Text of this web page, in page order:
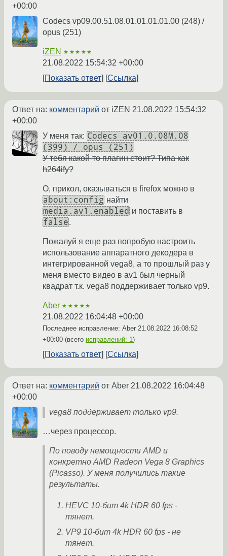
+00:00
Codecs vp09.00.51.08.01.01.01.01.00 (248) /
opus (251)
iZEN ★★★★★
21.08.2022 15:54:32 +00:00
Показать ответ
Ссылка
Ответ на: комментарий от iZEN 21.08.2022 15:54:32
+00:00
У меня так: Codecs av01.0.08M.08
(399) / opus (251)
У тебя какой-то плагин стоит? Типа как
h264ify?
О, прикол, оказываться в firefox можно в
about:config найти
media.av1.enabled и поставить в
false.
Пожалуй я еще раз попробую настроить
использование аппаратного декодера в
интегрированной vega8, а то прошлый раз у
меня вместо видео в av1 был черный
квадрат т.к. vega8 поддерживает только vp9.
Aber ★★★★★
21.08.2022 16:04:48 +00:00
Последнее исправление: Aber 21.08.2022 16:08:52
+00:00 (всего исправлений: 1)
Показать ответ Ссылка
Ответ на: комментарий от Aber 21.08.2022 16:04:48
+00:00
vega8 поддерживает только vp9.
…через процессор.
По поводу немощности AMD и
конкретно AMD Radeon Vega 8 Graphics
(Picasso). У меня получились такие
результаты.
HEVC 10-бит 4k HDR 60 fps -
тянет.
VP9 10-бит 4k HDR 60 fps - не
тянет.